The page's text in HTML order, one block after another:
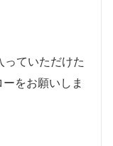
ていただけた
をお願いしま